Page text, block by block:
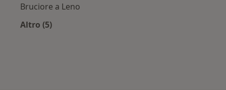
Bruciore a Leno
Altro (5)